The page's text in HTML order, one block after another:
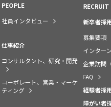
PEOPLE
社員インタビュー
仕事紹介
コンサルタント、研究・開発
コーポレート、営業・マーケ
ティング
RECRUIT
新卒者採
募集要項
インター
企業訪問
FAQ
経験者採
障がい者